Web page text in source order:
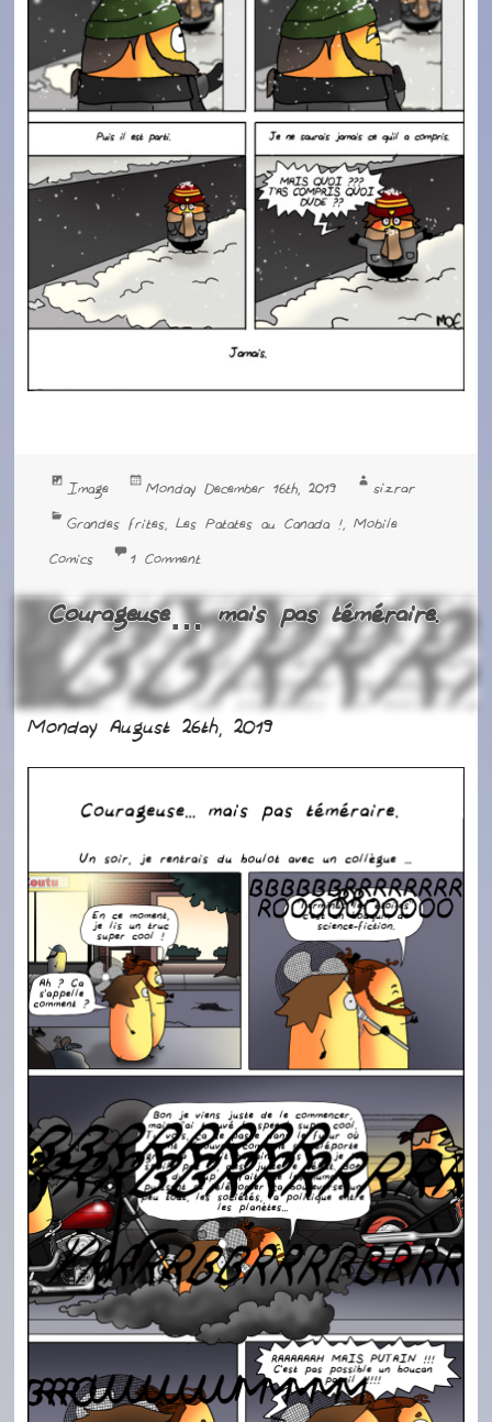
Format
Image
Posted
on
Monday December 16th, 2019 Author
sizrar
Categories
Grandes frites,Les Patates au Canada !,Mobile
Comics
1 Commenton Patate Métaphysique
Courageuse… mais pas téméraire.
Monday August 26th, 2019